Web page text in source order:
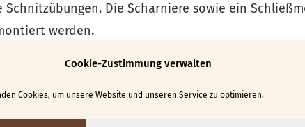
Cookie-Zustimmung verwalten
Cookies, um unsere Website und unseren Service zu optimieren.
Die Scharniere sowie ein
werden.